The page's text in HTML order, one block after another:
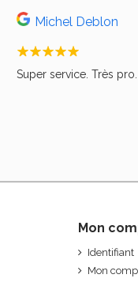
Michel Deblon
Super service. Très
Mon
Identifiant
Mon